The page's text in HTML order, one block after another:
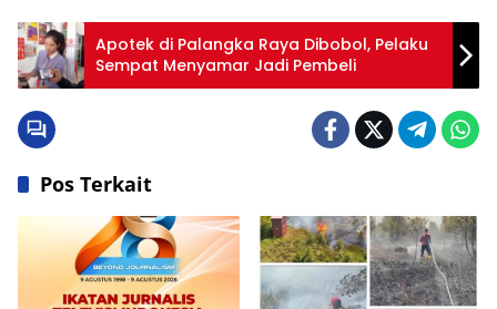
Apotek di Palangka Raya Dibobol, Pelaku
Sempat Menyamar Jadi Pembeli
Pos Terkait